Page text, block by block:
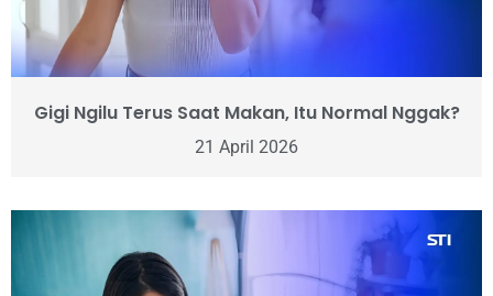
Gigi Ngilu Terus Saat Makan, Itu Normal Nggak?
21 April 2026